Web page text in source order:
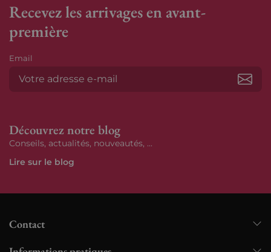
Recevez les arrivages en avant-
première
Email
Découvrez notre blog
Conseils, actualités, nouveautés, ...
Lire sur le blog
Contact